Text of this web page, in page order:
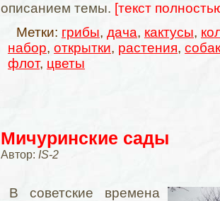
описанием темы. [текст
Метки: грибы, дача, кактусы,
набор, открытки, растения,
флот, цветы
Мичуринские сады
Автор: IS-2
В советские времена